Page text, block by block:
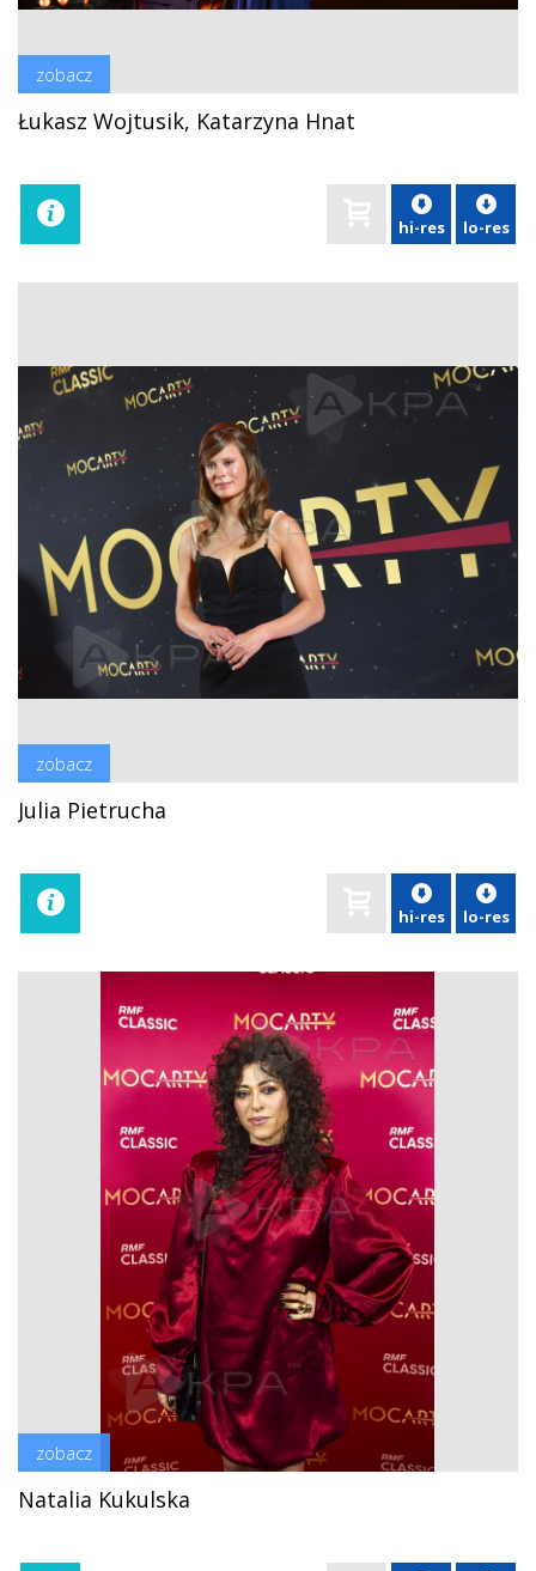
zobacz
Łukasz Wojtusik, Katarzyna Hnat
hi-res lo-res
zobacz
Julia Pietrucha
hi-res lo-res
zobacz
Natalia Kukulska